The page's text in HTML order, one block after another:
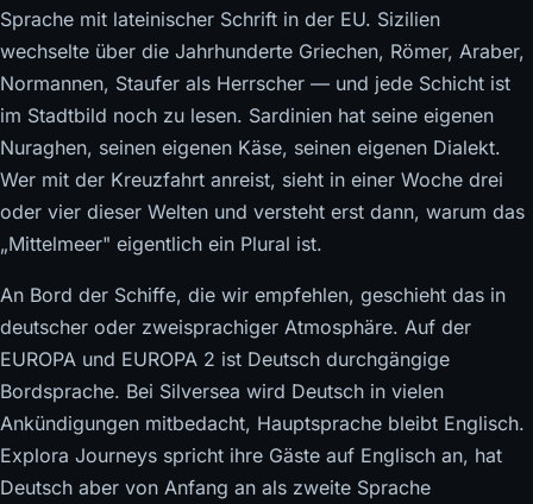
Sprache mit lateinischer Schrift in der EU. Sizilien
wechselte über die Jahrhunderte Griechen, Römer, Araber,
Normannen, Staufer als Herrscher — und jede Schicht ist
im Stadtbild noch zu lesen. Sardinien hat seine eigenen
Nuraghen, seinen eigenen Käse, seinen eigenen Dialekt.
Wer mit der Kreuzfahrt anreist, sieht in einer Woche drei
oder vier dieser Welten und versteht erst dann, warum das
„Mittelmeer" eigentlich ein Plural ist.
An Bord der Schiffe, die wir empfehlen, geschieht das in
deutscher oder zweisprachiger Atmosphäre. Auf der
EUROPA und EUROPA 2 ist Deutsch durchgängige
Bordsprache. Bei Silversea wird Deutsch in vielen
Ankündigungen mitbedacht, Hauptsprache bleibt Englisch.
Explora Journeys spricht ihre Gäste auf Englisch an, hat
Deutsch aber von Anfang an als zweite Sprache